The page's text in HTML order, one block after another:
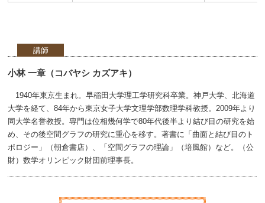
講師
小林 一章（コバヤシ カズアキ）
1940年東京生まれ。早稲田大学理工学研究科卒業。神戸大学、北海道
大学を経て、84年から東京女子大学文理学部数理学科教授。2009年より
同大学名誉教授。専門は位相幾何学で80年代後半より結び目の研究を始
め、その後空間グラフの研究に重心を移す。著書に「曲面と結び目のト
ポロジー」（朝倉書店）、「空間グラフの理論」（培風館）など。（公
財）数学オリンピック財団前理事長。